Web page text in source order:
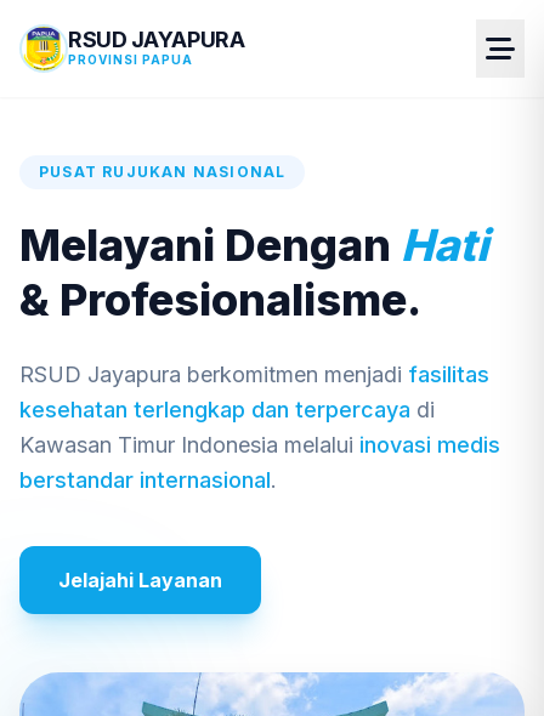
RSUD JAYAPURA
PROVINSI PAPUA
PUSAT RUJUKAN NASIONAL
Melayani Dengan Hati
& Profesionalisme.
RSUD Jayapura berkomitmen menjadi fasilitas
kesehatan terlengkap dan terpercaya di
Kawasan Timur Indonesia melalui inovasi medis
berstandar internasional.
Jelajahi Layanan